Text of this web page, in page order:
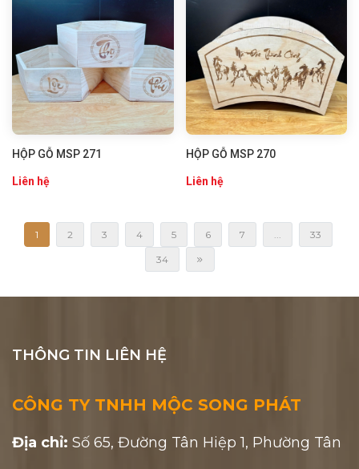
HỘP GỖ MSP 271
Liên hệ
HỘP GỖ MSP 270
Liên hệ
1 2 3 4 5 6 7 ... 33
34
THÔNG TIN LIÊN HỆ
CÔNG TY TNHH MỘC SONG PHÁT
Địa chỉ: Số 65, Đường Tân Hiệp 1, Phường Tân